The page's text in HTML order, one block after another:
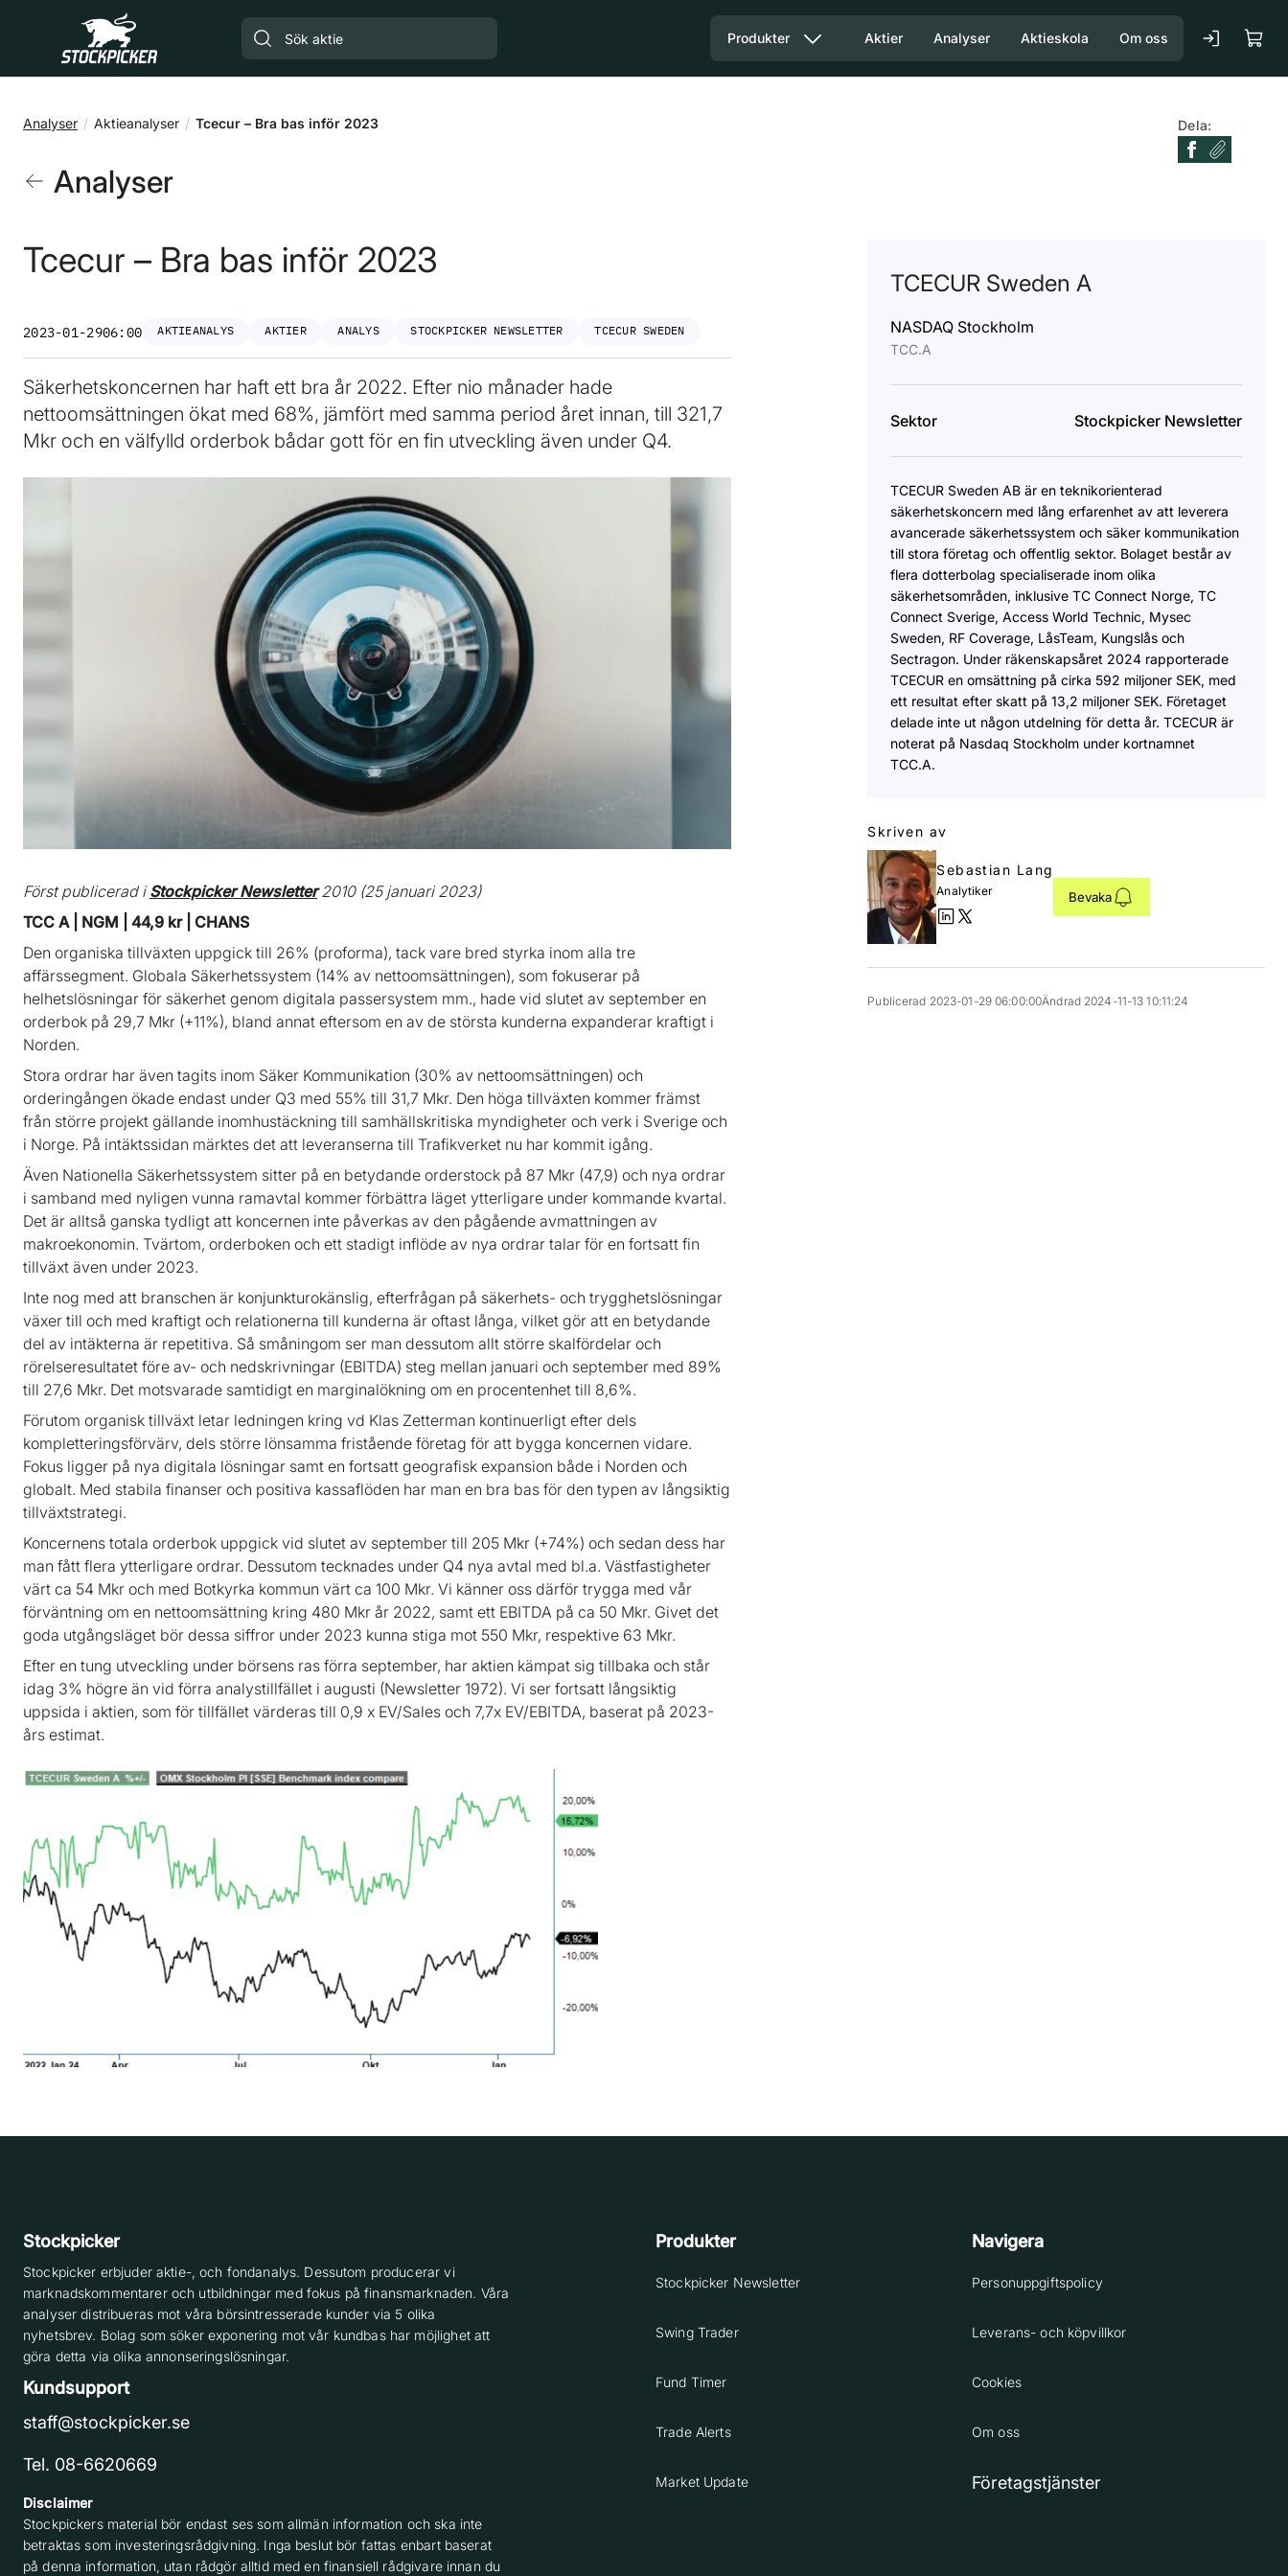
Gå till huvudinnehåll
Produkter Aktier Analyser Aktieskola Om oss
Analyser Aktieanalyser Tcecur – Bra bas inför 2023 Dela:
Analyser
Tcecur – Bra bas inför 2023
2023-01-2906:00 AKTIEANALYS AKTIER ANALYS STOCKPICKER NEWSLETTER TCECUR SWEDEN
Säkerhetskoncernen har haft ett bra år 2022. Efter nio månader hade
nettoomsättningen ökat med 68%, jämfört med samma period året innan, till 321,7
Mkr och en välfylld orderbok bådar gott för en fin utveckling även under Q4.
Först publicerad iStockpicker Newsletter2010 (25 januari 2023)
TCC A | NGM | 44,9 kr | CHANS
Den organiska tillväxten uppgick till 26% (proforma), tack vare bred styrka inom alla tre
affärssegment. Globala Säkerhetssystem (14% av nettoomsättningen), som fokuserar på
helhetslösningar för säkerhet genom digitala passersystem mm., hade vid slutet av september en
orderbok på 29,7 Mkr (+11%), bland annat eftersom en av de största kunderna expanderar kraftigt i
Norden.
Stora ordrar har även tagits inom Säker Kommunikation (30% av nettoomsättningen) och
orderingången ökade endast under Q3 med 55% till 31,7 Mkr. Den höga tillväxten kommer främst
från större projekt gällande inomhustäckning till samhällskritiska myndigheter och verk i Sverige och
i Norge. På intäktssidan märktes det att leveranserna till Trafikverket nu har kommit igång.
Även Nationella Säkerhetssystem sitter på en betydande orderstock på 87 Mkr (47,9) och nya ordrar
i samband med nyligen vunna ramavtal kommer förbättra läget ytterligare under kommande kvartal.
Det är alltså ganska tydligt att koncernen inte påverkas av den pågående avmattningen av
makroekonomin. Tvärtom, orderboken och ett stadigt inflöde av nya ordrar talar för en fortsatt fin
tillväxt även under 2023.
Inte nog med att branschen är konjunkturokänslig, efterfrågan på säkerhets- och trygghetslösningar
växer till och med kraftigt och relationerna till kunderna är oftast långa, vilket gör att en betydande
del av intäkterna är repetitiva. Så småningom ser man dessutom allt större skalfördelar och
rörelseresultatet före av- och nedskrivningar (EBITDA) steg mellan januari och september med 89%
till 27,6 Mkr. Det motsvarade samtidigt en marginalökning om en procentenhet till 8,6%.
Förutom organisk tillväxt letar ledningen kring vd Klas Zetterman kontinuerligt efter dels
kompletteringsförvärv, dels större lönsamma fristående företag för att bygga koncernen vidare.
Fokus ligger på nya digitala lösningar samt en fortsatt geografisk expansion både i Norden och
globalt. Med stabila finanser och positiva kassaflöden har man en bra bas för den typen av långsiktig
tillväxtstrategi.
Koncernens totala orderbok uppgick vid slutet av september till 205 Mkr (+74%) och sedan dess har
man fått flera ytterligare ordrar. Dessutom tecknades under Q4 nya avtal med bl.a. Västfastigheter
värt ca 54 Mkr och med Botkyrka kommun värt ca 100 Mkr. Vi känner oss därför trygga med vår
förväntning om en nettoomsättning kring 480 Mkr år 2022, samt ett EBITDA på ca 50 Mkr. Givet det
goda utgångsläget bör dessa siffror under 2023 kunna stiga mot 550 Mkr, respektive 63 Mkr.
Efter en tung utveckling under börsens ras förra september, har aktien kämpat sig tillbaka och står
idag 3% högre än vid förra analystillfället i augusti (Newsletter 1972). Vi ser fortsatt långsiktig
uppsida i aktien, som för tillfället värderas till 0,9 x EV/Sales och 7,7x EV/EBITDA, baserat på 2023-
års estimat.
TCECUR Sweden A
NASDAQ Stockholm
TCC.A
Sektor Stockpicker Newsletter
​TCECUR Sweden AB är en teknikorienterad
säkerhetskoncern med lång erfarenhet av att leverera
avancerade säkerhetssystem och säker kommunikation
till stora företag och offentlig sektor. Bolaget består av
flera dotterbolag specialiserade inom olika
säkerhetsområden, inklusive TC Connect Norge, TC
Connect Sverige, Access World Technic, Mysec
Sweden, RF Coverage, LåsTeam, Kungslås och
Sectragon. Under räkenskapsåret 2024 rapporterade
TCECUR en omsättning på cirka 592 miljoner SEK, med
ett resultat efter skatt på 13,2 miljoner SEK. Företaget
delade inte ut någon utdelning för detta år. TCECUR är
noterat på Nasdaq Stockholm under kortnamnet
TCC.A.
Skriven av
Sebastian Lang
Analytiker Bevaka
Publicerad 2023-01-29 06:00:00Ändrad 2024-11-13 10:11:24
Stockpicker
Stockpicker erbjuder aktie-, och fondanalys. Dessutom producerar vi
marknadskommentarer och utbildningar med fokus på finansmarknaden. Våra
analyser distribueras mot våra börsintresserade kunder via 5 olika
nyhetsbrev. Bolag som söker exponering mot vår kundbas har möjlighet att
göra detta via olika annonseringslösningar.
Kundsupport
staff@stockpicker.se
Tel. 08-6620669
Disclaimer
Stockpickers material bör endast ses som allmän information och ska inte
betraktas som investeringsrådgivning. Inga beslut bör fattas enbart baserat
på denna information, utan rådgör alltid med en finansiell rådgivare innan du
Produkter
Stockpicker Newsletter
Swing Trader
Fund Timer
Trade Alerts
Market Update
Navigera
Personuppgiftspolicy
Leverans- och köpvillkor
Cookies
Om oss
Företagstjänster